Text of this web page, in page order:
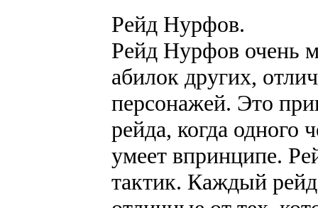
Рейд Нурфов.
Рейд Нурфов очень
абилок других,
персонажей. Это
рейда, когда одного
умеет впринципе.
тактик. Каждый